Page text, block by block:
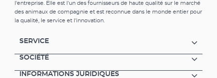
l'entreprise. Elle est l'un des fournisseurs de haute qualité sur le marché
des animaux de compagnie et est reconnue dans le monde entier pour
la qualité, le service et l'innovation.
SERVICE
SOCIÉTÉ
INFORMATIONS JURIDIQUES